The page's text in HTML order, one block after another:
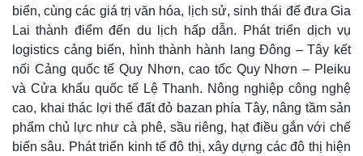
biển, cùng các giá trị văn hóa, lịch sử, sinh thái để đưa Gia
Lai thành điểm đến du lịch hấp dẫn. Phát triển dịch vụ
logistics cảng biển, hình thành hành lang Đông – Tây kết
nối Cảng quốc tế Quy Nhơn, cao tốc Quy Nhơn – Pleiku
và Cửa khẩu quốc tế Lệ Thanh. Nông nghiệp công nghệ
cao, khai thác lợi thế đất đỏ bazan phía Tây, nâng tầm sản
phẩm chủ lực như cà phê, sầu riêng, hạt điều gắn với chế
biến sâu. Phát triển kinh tế đô thị, xây dựng các đô thị hiện